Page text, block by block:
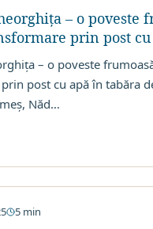
– o poveste
prin post cu
– o poveste
post cu apă în tabăra
Năd…
5 min